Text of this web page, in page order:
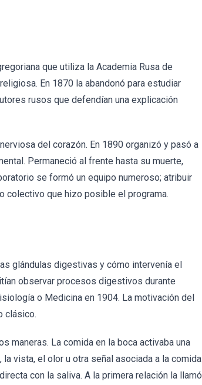
que utiliza la Academia Rusa de
En 1870 la abandonó para estudiar
rusos que defendían una explicación
del corazón. En 1890 organizó y pasó a
Permaneció al frente hasta su muerte,
se formó un equipo numeroso; atribuir
colectivo que hizo posible el programa.
glándulas digestivas y cómo intervenía el
observar procesos digestivos durante
o Medicina en 1904. La motivación del
clásico.
maneras. La comida en la boca activaba una
vista, el olor u otra señal asociada a la comida
con la saliva. A la primera relación la llamó